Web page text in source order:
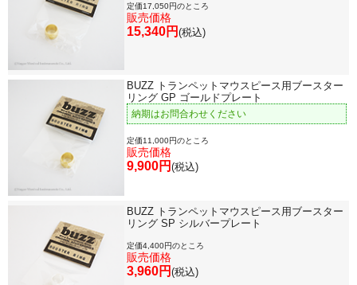
定価17,050円のところ
販売価格
15,340円 (税込)
BUZZ トランペットマウスピース用ブースター
リング GP ゴールドプレート
納期はお問合わせください
定価11,000円のところ
販売価格
9,900円 (税込)
BUZZ トランペットマウスピース用ブースター
リング SP シルバープレート
定価4,400円のところ
販売価格
3,960円 (税込)